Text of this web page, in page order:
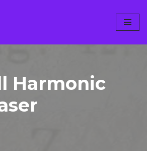
Harmonic